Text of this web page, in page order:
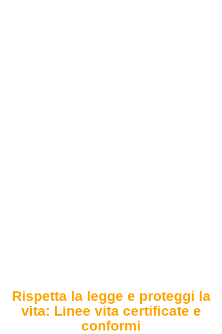
Rispetta la legge e proteggi la
vita: Linee vita certificate e
conformi